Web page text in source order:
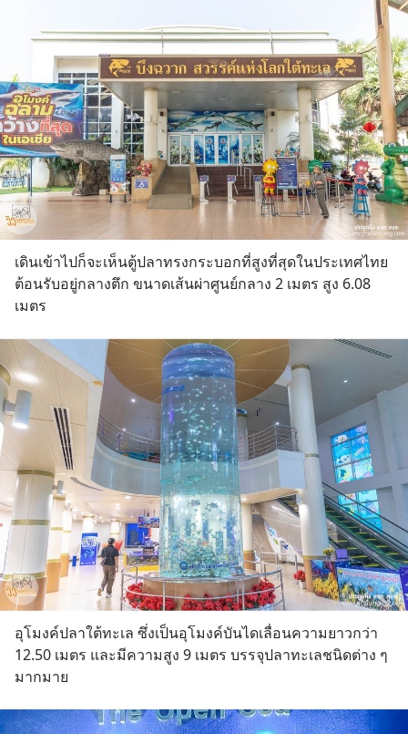
เดินเข้าไปก็จะเห็นตู้ปลาทรงกระบอกที่สูงที่สุดในประเทศไทย
ต้อนรับอยู่กลางตึก ขนาดเส้นผ่าศูนย์กลาง 2 เมตร สูง 6.08
เมตร
อุโมงค์ปลาใต้ทะเล ซึ่งเป็นอุโมงค์บันไดเลื่อนความยาวกว่า
12.50 เมตร และมีความสูง 9 เมตร บรรจุปลาทะเลชนิดต่าง ๆ
มากมาย